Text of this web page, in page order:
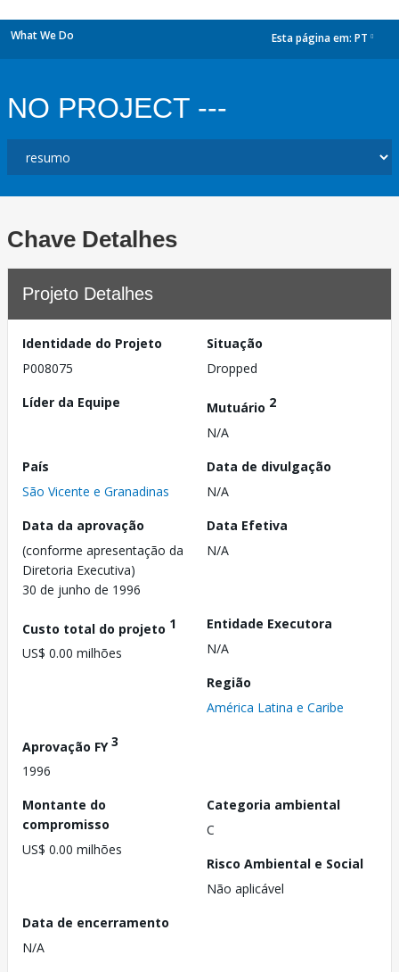
What We Do Esta página em: PT
NO PROJECT ---
Chave Detalhes
Projeto Detalhes
Identidade do Projeto
P008075
Situação
Dropped
Líder da Equipe
Mutuário 2
N/A
País
São Vicente e Granadinas
Data de divulgação
N/A
Data da aprovação
(conforme apresentação da
Diretoria Executiva)
30 de junho de 1996
Data Efetiva
N/A
Custo total do projeto 1
US$ 0.00 milhões
Entidade Executora
N/A
Região
América Latina e Caribe
Aprovação FY3
1996
Montante do
compromisso
US$ 0.00 milhões
Categoria ambiental
C
Risco Ambiental e Social
Não aplicável
Data de encerramento
N/A